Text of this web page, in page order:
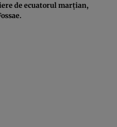
de ecuatorul marțian,